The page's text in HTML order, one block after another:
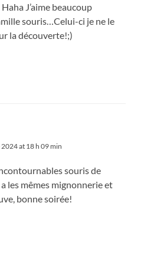
J’aime beaucoup
souris…Celui-ci je ne le
la découverte!;)
at 18 h 09 min
souris de
les mêmes mignonnerie et
bonne soirée!